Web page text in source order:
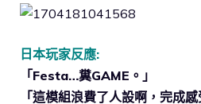
日本玩家反應:
「Festa…糞GAME。」
「這模組浪費了人設啊，完成感